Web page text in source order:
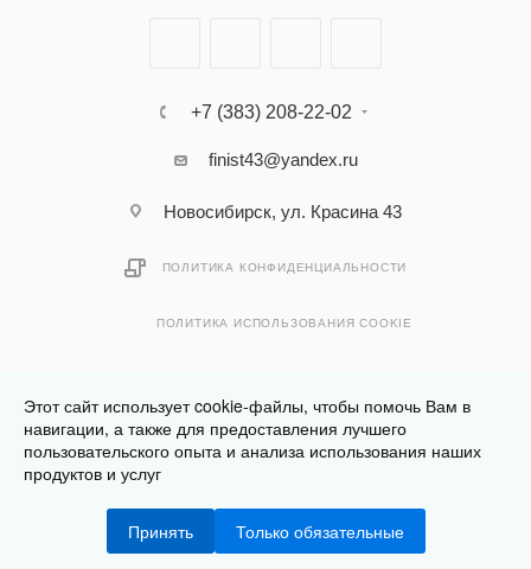
+7 (383) 208-22-02
finist43@yandex.ru
Новосибирск, ул. Красина 43
ПОЛИТИКА КОНФИДЕНЦИАЛЬНОСТИ
ПОЛИТИКА ИСПОЛЬЗОВАНИЯ COOKIE
Разработано вКлюква.Студия
2026 © Финист - интернет-магазин мебели
Этот сайт использует cookie-файлы, чтобы помочь Вам в
навигации, а также для предоставления лучшего
пользовательского опыта и анализа использования наших
продуктов и услуг
Принять Только обязательные